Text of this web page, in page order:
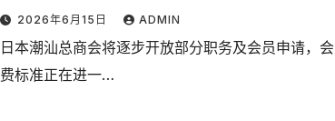
2026年6月15日 ADMIN
日本潮汕总商会将逐步开放部分职务及会员申请，会
费标准正在进一…